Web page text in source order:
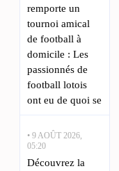
remporte un
tournoi amical
de football à
domicile : Les
passionnés de
football lotois
ont eu de quoi se
• 9 AOÛT 2026,
05:20
Découvrez la